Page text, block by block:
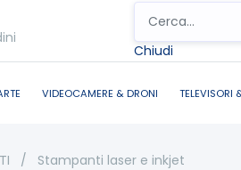
Chiudi
VIDEOCAMERE & DRONI TELEVISORI
/ Stampanti laser e inkjet